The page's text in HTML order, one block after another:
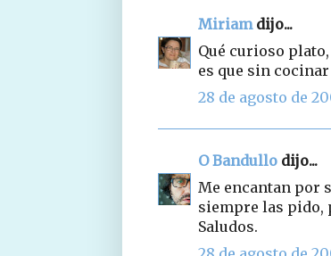
Miriamdijo...
Qué curioso
es que sin
28 de agosto de
O Bandullo dijo...
Me encantan por
siempre las pido,
Saludos.